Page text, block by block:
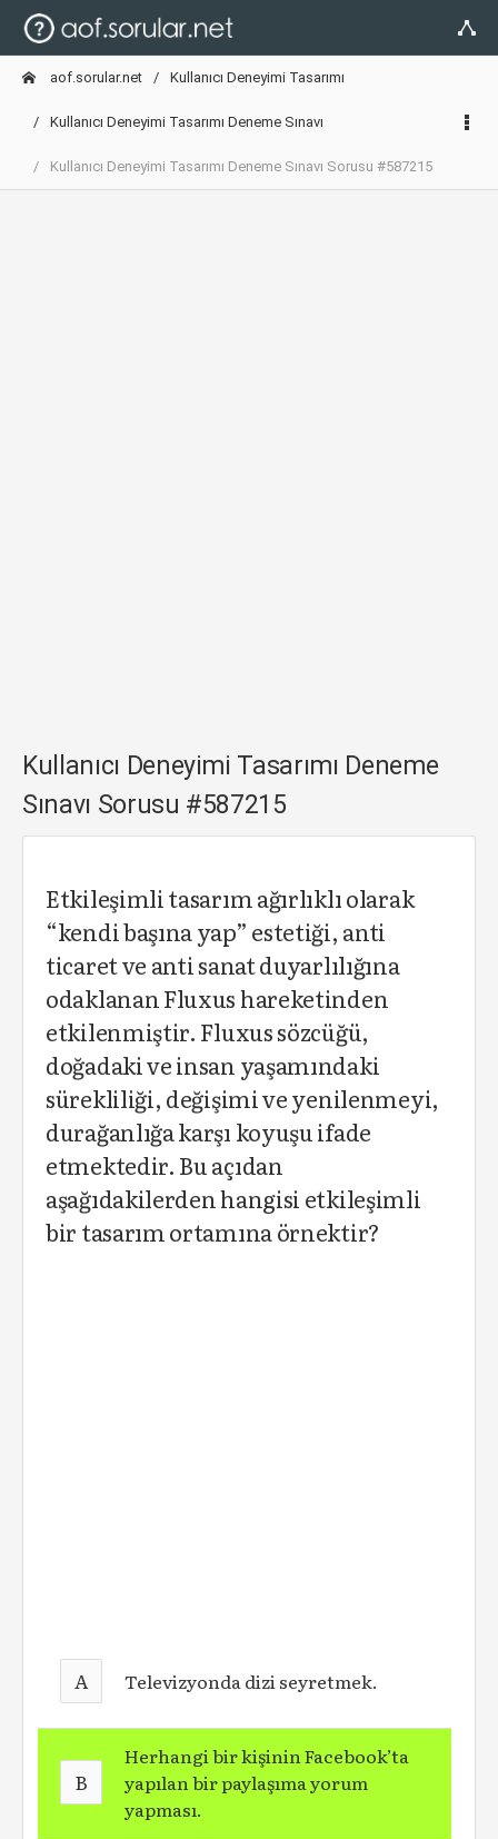
aof.sorular.net Kullanıcı Deneyimi Tasarımı
Kullanıcı Deneyimi Tasarımı Deneme Sınavı
Kullanıcı Deneyimi Tasarımı Deneme Sınavı Sorusu #587215
Kullanıcı Deneyimi Tasarımı Deneme
Sınavı Sorusu #587215
Etkileşimli tasarım ağırlıklı olarak
“kendi başına yap” estetiği, anti
ticaret ve anti sanat duyarlılığına
odaklanan Fluxus hareketinden
etkilenmiştir. Fluxus sözcüğü,
doğadaki ve insan yaşamındaki
sürekliliği, değişimi ve yenilenmeyi,
durağanlığa karşı koyuşu ifade
etmektedir. Bu açıdan
aşağıdakilerden hangisi etkileşimli
bir tasarım ortamına örnektir?
A Televizyonda dizi seyretmek.
B
Herhangi bir kişinin Facebook’ta
yapılan bir paylaşıma yorum
yapması.